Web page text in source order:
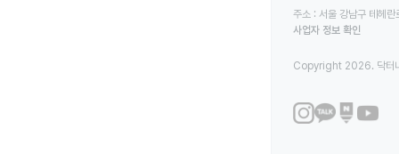
주소 : 서울 강남구 테헤
사업자 정보 확인
Copyright 2026. 닥터